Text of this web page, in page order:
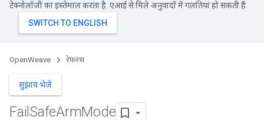
टेक्नोलॉजी का इस्तेमाल करता है. एआई से मिले अनुवादों में गलतियां हो सकती हैं.
OpenWeave रेफ़रंस
सुझाव भेजें
FailSafeArmMode